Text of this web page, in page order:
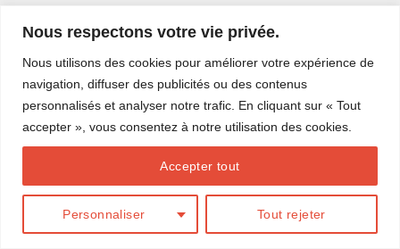
Nous respectons votre vie privée.
Nous utilisons des cookies pour améliorer votre expérience de
navigation, diffuser des publicités ou des contenus
personnalisés et analyser notre trafic. En cliquant sur « Tout
accepter », vous consentez à notre utilisation des cookies.
Personnaliser Tout rejeter
Accepter tout